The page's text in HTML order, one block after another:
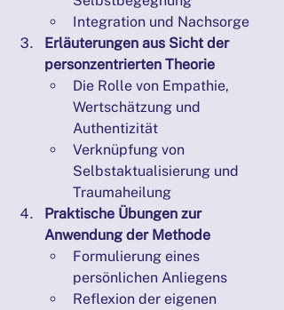
Integration und Nachsorge
Erläuterungen aus Sicht der
personzentrierten Theorie
Die Rolle von Empathie,
Wertschätzung und
Authentizität
Verknüpfung von
Selbstaktualisierung und
Traumaheilung
Praktische Übungen zur
Anwendung der Methode
Formulierung eines
persönlichen Anliegens
Reflexion der eigenen